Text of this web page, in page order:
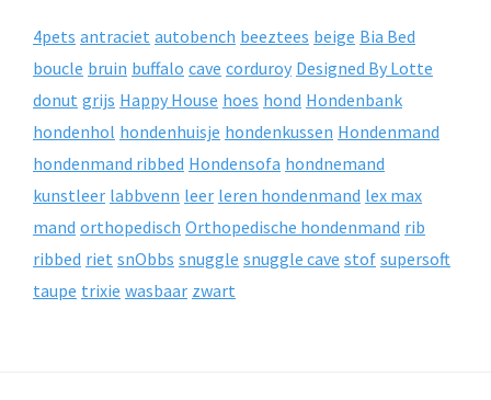
4pets antraciet autobench beeztees beige Bia Bed
boucle bruin buffalo cave corduroy Designed By Lotte
donut grijs Happy House hoes hond Hondenbank
hondenhol hondenhuisje hondenkussen Hondenmand
hondenmand ribbed Hondensofa hondnemand
kunstleer labbvenn leer leren hondenmand lex max
mand orthopedisch Orthopedische hondenmand rib
ribbed riet snObbs snuggle snuggle cave stof supersoft
taupe trixie wasbaar zwart